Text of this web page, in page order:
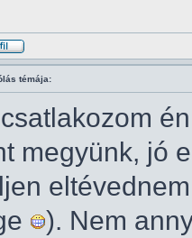
témája:
megyünk, jó
). Nem